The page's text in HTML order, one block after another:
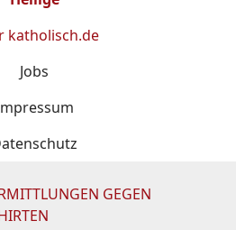
katholisch.de
Jobs
GEGEN